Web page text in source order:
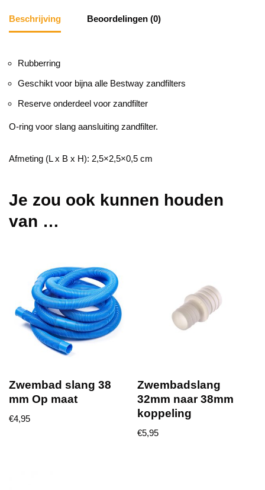
Beschrijving Beoordelingen (0)
Rubberring
Geschikt voor bijna alle Bestway zandfilters
Reserve onderdeel voor zandfilter
O-ring voor slang aansluiting zandfilter.
Afmeting (L x B x H): 2,5×2,5×0,5 cm
Je zou ook kunnen houden
van …
Zwembad slang 38
mm Op maat
€4,95
Zwembadslang
32mm naar 38mm
koppeling
€5,95